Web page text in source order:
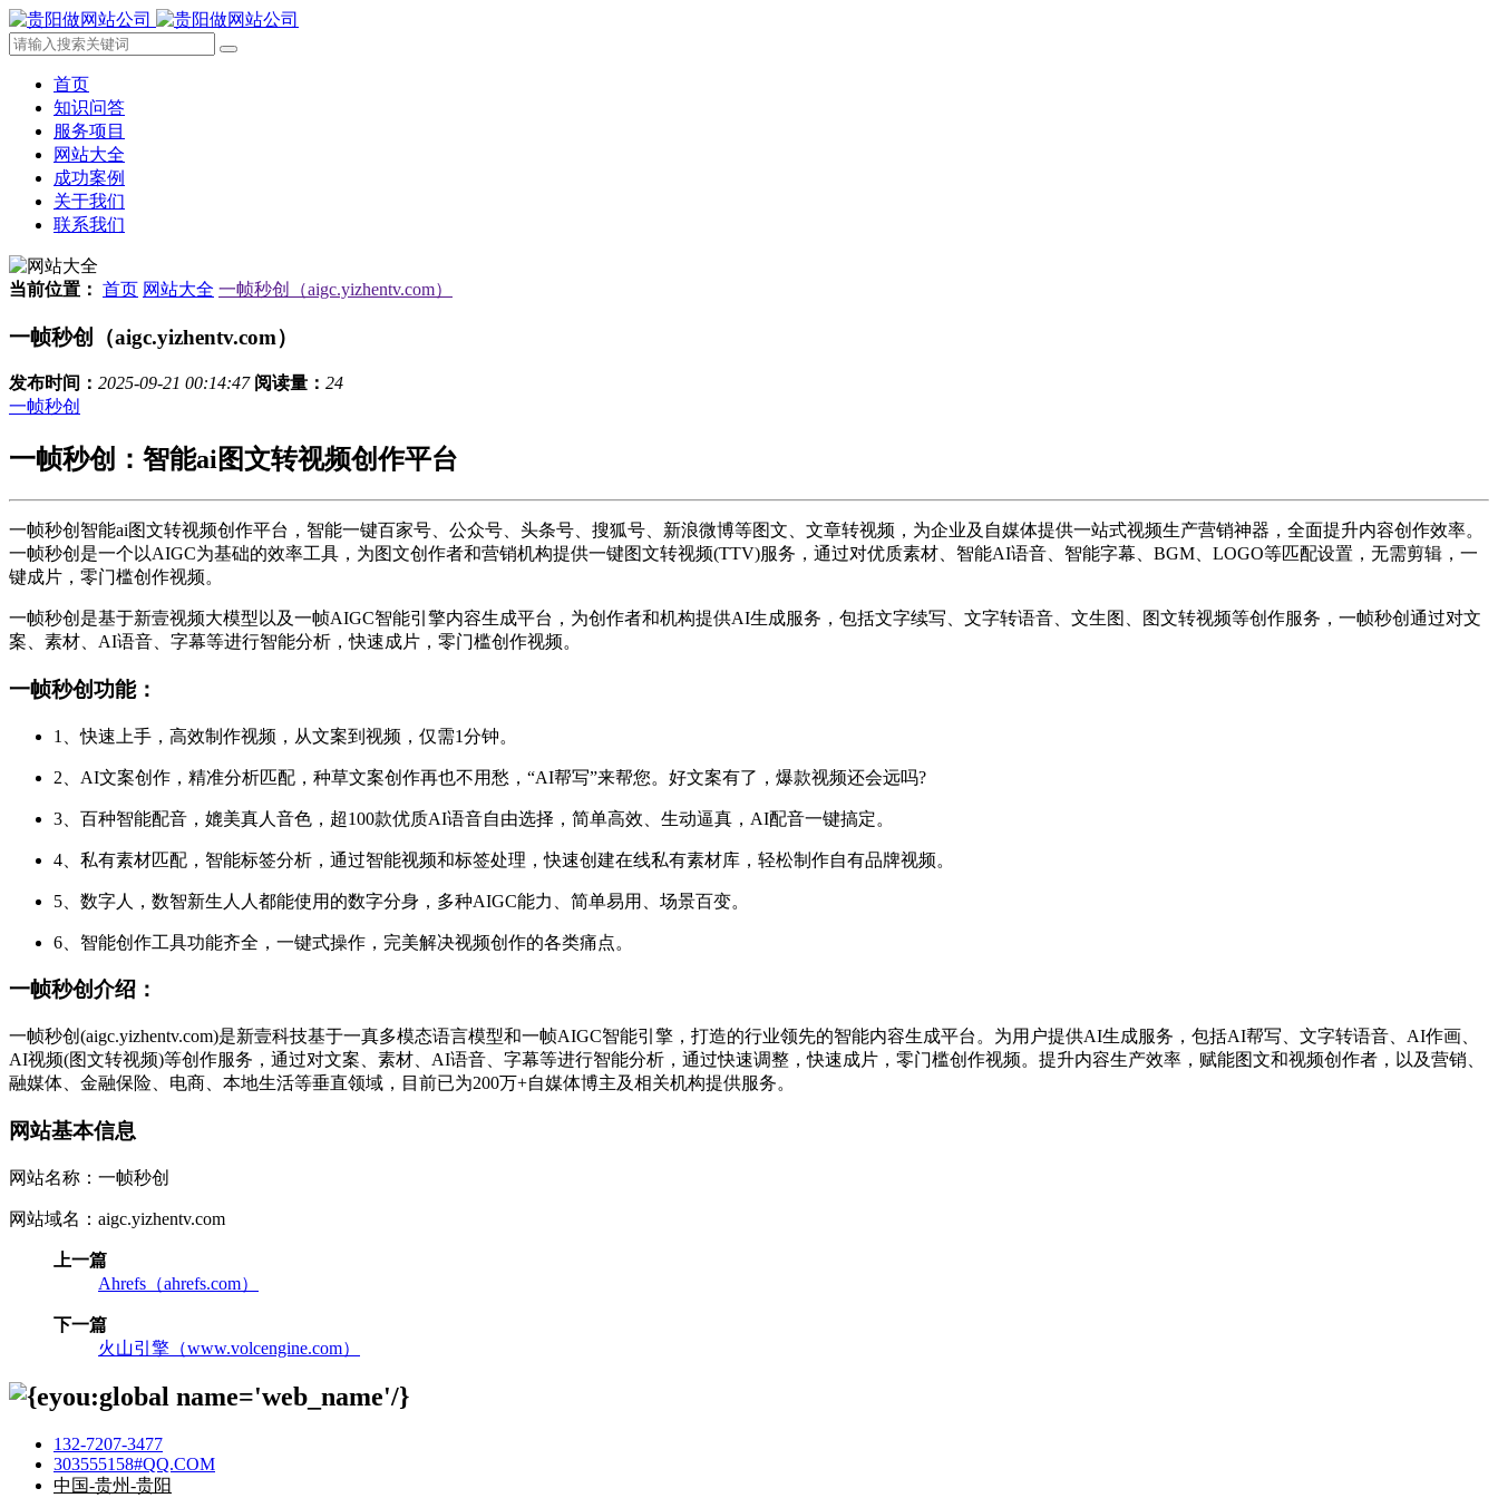
首页
知识问答
服务项目
网站大全
成功案例
关于我们
联系我们
当前位置： 首页 网站大全 一帧秒创（aigc.yizhentv.com）
一帧秒创（aigc.yizhentv.com）
发布时间： 2025-09-21 00:14:47 阅读量： 24
一帧秒创
一帧秒创：智能ai图文转视频创作平台
一帧秒创智能ai图文转视频创作平台，智能一键百家号、公众号、头条号、搜狐号、新浪微博等图文、文章转视频，为企业及自媒体提供一站式视频生产营销神器，全面提升内容创作效率。
一帧秒创是一个以AIGC为基础的效率工具，为图文创作者和营销机构提供一键图文转视频(TTV)服务，通过对优质素材、智能AI语音、智能字幕、BGM、LOGO等匹配设置，无需剪辑，一
键成片，零门槛创作视频。
一帧秒创是基于新壹视频大模型以及一帧AIGC智能引擎内容生成平台，为创作者和机构提供AI生成服务，包括文字续写、文字转语音、文生图、图文转视频等创作服务，一帧秒创通过对文
案、素材、AI语音、字幕等进行智能分析，快速成片，零门槛创作视频。
一帧秒创功能：
1、快速上手，高效制作视频，从文案到视频，仅需1分钟。
2、AI文案创作，精准分析匹配，种草文案创作再也不用愁，“AI帮写”来帮您。好文案有了，爆款视频还会远吗?
3、百种智能配音，媲美真人音色，超100款优质AI语音自由选择，简单高效、生动逼真，AI配音一键搞定。
4、私有素材匹配，智能标签分析，通过智能视频和标签处理，快速创建在线私有素材库，轻松制作自有品牌视频。
5、数字人，数智新生人人都能使用的数字分身，多种AIGC能力、简单易用、场景百变。
6、智能创作工具功能齐全，一键式操作，完美解决视频创作的各类痛点。
一帧秒创介绍：
一帧秒创(aigc.yizhentv.com)是新壹科技基于一真多模态语言模型和一帧AIGC智能引擎，打造的行业领先的智能内容生成平台。为用户提供AI生成服务，包括AI帮写、文字转语音、AI作画、
AI视频(图文转视频)等创作服务，通过对文案、素材、AI语音、字幕等进行智能分析，通过快速调整，快速成片，零门槛创作视频。提升内容生产效率，赋能图文和视频创作者，以及营销、
融媒体、金融保险、电商、本地生活等垂直领域，目前已为200万+自媒体博主及相关机构提供服务。
网站基本信息
网站名称：一帧秒创
网站域名：aigc.yizhentv.com
上一篇
Ahrefs（ahrefs.com）
下一篇
火山引擎（www.volcengine.com）
132-7207-3477
303555158#QQ.COM
中国-贵州-贵阳